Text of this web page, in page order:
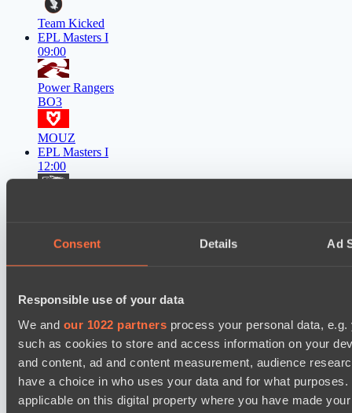
Consent Details Ad
Responsible use of your data
We and our 1022 partners process your personal data,
such as cookies to store and access information on your
and content, ad and content measurement, audience
have a choice in who uses your data and for what
applicable on this digital property where you have made
Team Kicked
EPL Masters I
09:00
Power Rangers
BO3
MOUZ
EPL Masters I
12:00
Zero Tenacity
Asgard Championship Season 1
team lynx
BO3
RE Arise
EPL Masters I
15:00